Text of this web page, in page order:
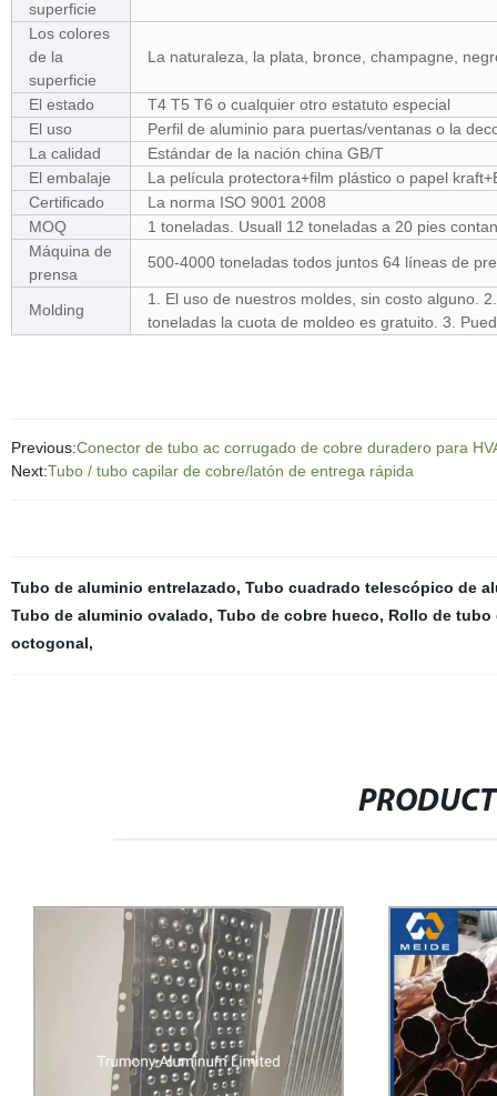
superficie
Los colores
de la
superficie
La naturaleza, la plata, bronce, champagne,
El estado
T4 T5 T6 o cualquier otro estatuto especial
El uso
Perfil de aluminio para puertas/ventanas o la
La calidad
Estándar de la nación china GB/T
El embalaje
La película protectora+film plástico o papel
Certificado
La norma ISO 9001 2008
MOQ
1 toneladas. Usuall 12 toneladas a 20 pies
Máquina de
prensa
500-4000 toneladas todos juntos 64 líneas de
Molding
1. El uso de nuestros moldes, sin costo alguno.
toneladas la cuota de moldeo es gratuito. 3.
Previous:Conector de tubo ac corrugado de cobre duradero para
Next:Tubo / tubo capilar de cobre/latón de entrega rápida
Tubo de aluminio entrelazado, Tubo cuadrado telescópico de
Tubo de aluminio ovalado, Tubo de cobre hueco, Rollo de tubo
octogonal,